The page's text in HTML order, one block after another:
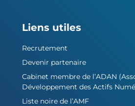
Liens utiles
Recrutement
Devenir partenaire
Cabinet membre de l’ADAN
Développement des Actifs
Liste noire de l’AMF